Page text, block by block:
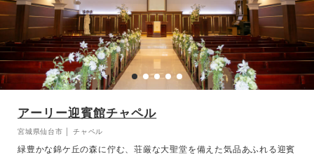
アーリー迎賓館チャペル
宮城県仙台市 │ チャペル
緑豊かな錦ケ丘の森に佇む、荘厳な大聖堂を備えた気品あふれる迎賓